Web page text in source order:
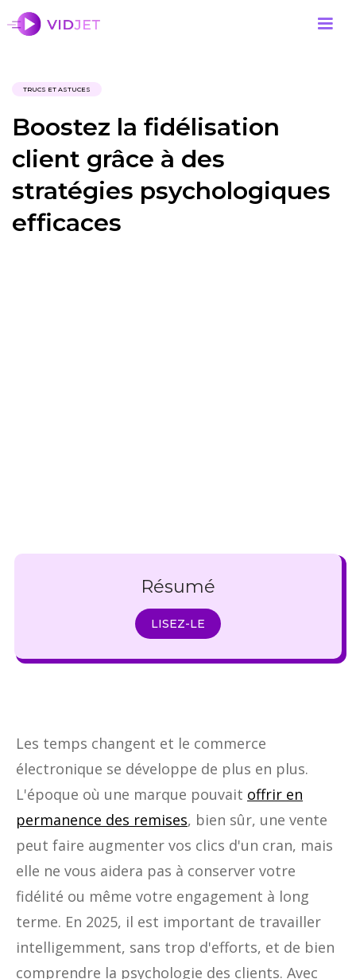
TRUCS ET ASTUCES
Boostez la fidélisation
client grâce à des
stratégies psychologiques
efficaces
Résumé
LISEZ-LE
Les temps changent et le commerce
électronique se développe de plus en plus.
L'époque où une marque pouvait offrir en
permanence des remises, bien sûr, une vente
peut faire augmenter vos clics d'un cran, mais
elle ne vous aidera pas à conserver votre
fidélité ou même votre engagement à long
terme. En 2025, il est important de travailler
intelligemment, sans trop d'efforts, et de bien
comprendre la psychologie des clients. Avec